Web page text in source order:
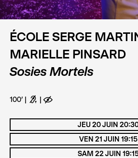
ÉCOLE SERGE
MARIELLE PINSARD
Sosies Mortels
100’ G E
JEU 20 JUIN
VEN 21 JUIN 19:15
SAM 22 JUIN